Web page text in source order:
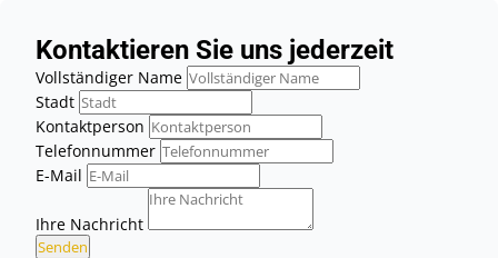
Kontaktieren Sie uns jederzeit
Vollständiger Name
Stadt
Kontaktperson
Telefonnummer
E-Mail
Ihre Nachricht
Senden